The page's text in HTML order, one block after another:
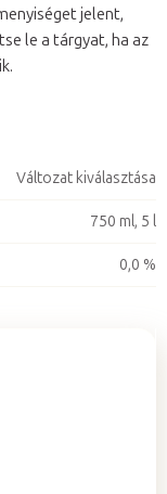
jelent,
le a tárgyat, ha az
Változat kiválasztása
750 ml, 5 l
0,0 %